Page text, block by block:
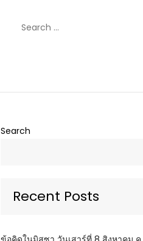
for:
Search
Recent Posts